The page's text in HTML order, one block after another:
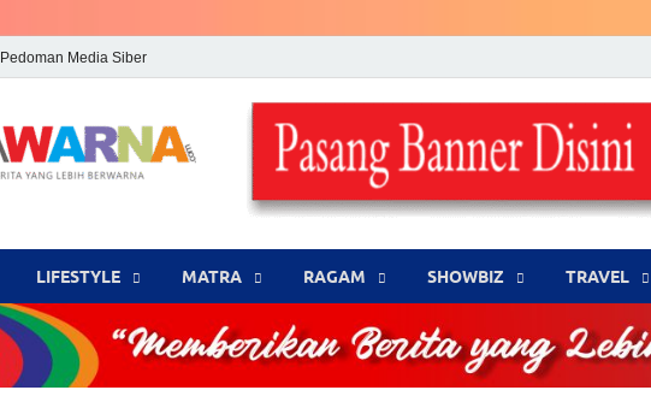
Pedoman Media Siber
LENSA WARNA .com
Memberikan Berita yang Lebih Berwarna
‎LIFESTYLE MATRA ‎RAGAM ‎SHOWBIZ ‎TRAVEL